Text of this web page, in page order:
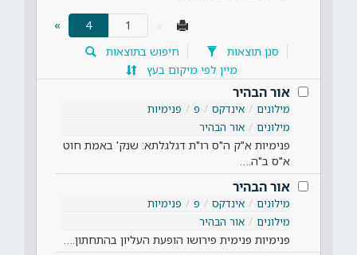
4
»
סנן תוצאות
חיפוש בתוצאות
מיין לפי מיקום בעץ
אור הבהיר
מילונים אינדקס פ
פנימיות
מילונים
אור הבהיר
פנימיות א"ק ה"ס רו"ת דגלגלתא: שנק' באמת חוט
א"ס ב"ה.…
אור הבהיר
מילונים אינדקס פ
פנימיות
מילונים
אור הבהיר
פנימיות פנימית פירושו הופעת העליון בהתחתון.…